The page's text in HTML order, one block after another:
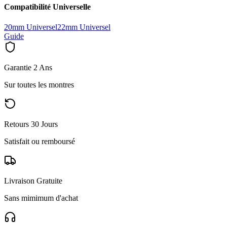
Compatibilité Universelle
20mm Universel22mm Universel
Guide
Garantie 2 Ans
Sur toutes les montres
Retours 30 Jours
Satisfait ou remboursé
Livraison Gratuite
Sans mimimum d'achat